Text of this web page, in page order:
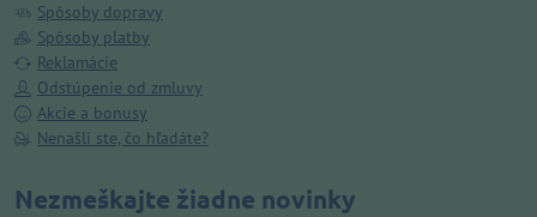
Spôsoby dopravy
Spôsoby platby
Reklamácie
Odstúpenie od zmluvy
Akcie a bonusy
Nenašli ste, čo hľadáte?
Nezmeškajte žiadne novinky